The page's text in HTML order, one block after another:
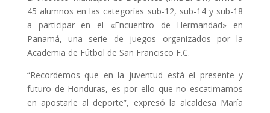
45 alumnos en las categorías sub-12, sub-14 y sub-18
a participar en el «Encuentro de Hermandad» en
Panamá, una serie de juegos organizados por la
Academia de Fútbol de San Francisco F.C.
“Recordemos que en la juventud está el presente y
futuro de Honduras, es por ello que no escatimamos
en apostarle al deporte”, expresó la alcaldesa María